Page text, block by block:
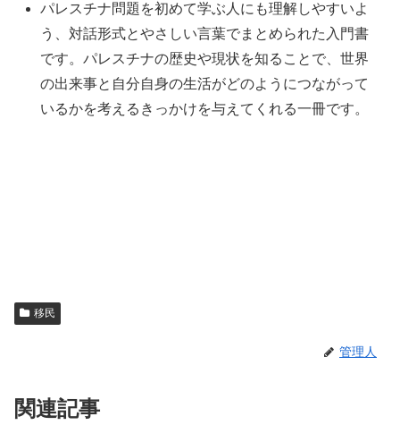
パレスチナ問題を初めて学ぶ人にも理解しやすいよ
う、対話形式とやさしい言葉でまとめられた入門書
です。パレスチナの歴史や現状を知ることで、世界
の出来事と自分自身の生活がどのようにつながって
いるかを考えるきっかけを与えてくれる一冊です。
移民
管理人
関連記事